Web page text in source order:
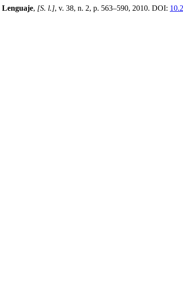
Lenguaje, [S. l.], v. 38, n. 2, p. 563–590, 2010. DOI: